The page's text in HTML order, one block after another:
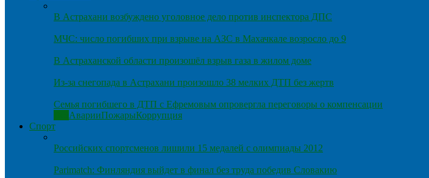
В Астрахани возбуждено уголовное дело против инспектора ДПС
МЧС: число погибших при взрыве на АЗС в Махачкале возросло до 9
В Астраханской области произошёл взрыв газа в жилом доме
Из-за снегопада в Астрахани произошло 38 мелких ДТП без жертв
Семья погибшего в ДТП с Ефремовым опровергла переговоры о компенсации
АварииПожарыКоррупция
Спорт
Российских спортсменов лишили 15 медалей с олимпиады 2012
Parimatch: Финляндия выйдет в финал без труда победив Словакию